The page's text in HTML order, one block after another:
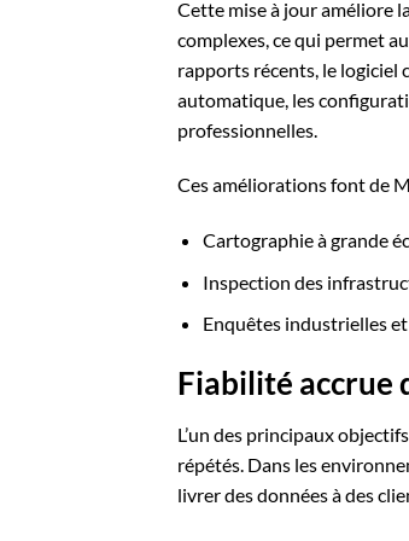
Cette mise à jour améliore
complexes, ce qui permet
rapports récents, le logiciel
automatique, les
professionnelles.
Ces améliorations font de
Cartographie à grande
Inspection des
Enquêtes industrielles
Fiabilité accrue
L’un des principaux
répétés. Dans les
livrer des données à des